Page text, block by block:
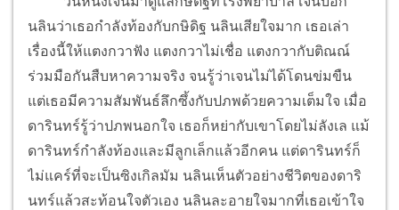
นลินว่าเธอกำลังท้องกับกษิดิฐ นลินเสียใจมาก เธอเล่า
เรื่องนี้ให้แตงกวาฟัง แตงกวาไม่เชื่อ แตงกวากับติณณ์
ร่วมมือกันสืบหาความจริง จนรู้ว่าเจนไม่ได้โดนข่มขืน
แต่เธอมีความสัมพันธ์ลึกซึ้งกับปภพด้วยความเต็มใจ เมื่อ
ดารินทร์รู้ว่าปภพนอกใจ เธอก็หย่ากับเขาโดยไม่ลังเล แม้
ดารินทร์กำลังท้องและมีลูกเล็กแล้วอีกคน แต่ดารินทร์ก็
ไม่แคร์ที่จะเป็นซิงเกิลมัม นลินเห็นตัวอย่างชีวิตของดาริ
นทร์แล้วสะท้อนใจตัวเอง นลินละอายใจมากที่เธอเข้าใจ